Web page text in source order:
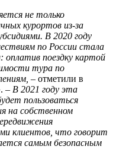
не только
курортов из-за
В 2020 году
по России стала
оплатив поездку картой
тура по
– отметили в
– В 2021 году эта
пользоваться
на собственном
клиентов, что говорит
самым безопасным